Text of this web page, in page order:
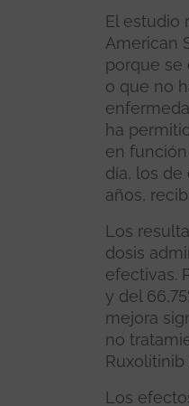
El estudio
American
porque se
o que no
ha
en
día, los de
años,
Los
dosis
efectivas.
y del
mejora
no
Ruxolitinib
Los